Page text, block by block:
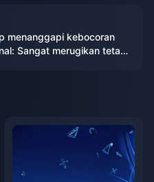
menanggapi kebocoran
Sangat merugikan tetapi